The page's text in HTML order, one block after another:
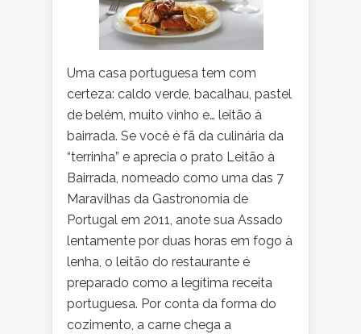
Uma casa portuguesa tem com
certeza: caldo verde, bacalhau, pastel
de belém, muito vinho e… leitão à
bairrada. Se você é fã da culinária da
“terrinha” e aprecia o prato Leitão à
Bairrada, nomeado como uma das 7
Maravilhas da Gastronomia de
Portugal em 2011, anote sua Assado
lentamente por duas horas em fogo à
lenha, o leitão do restaurante é
preparado como a legítima receita
portuguesa. Por conta da forma do
cozimento, a carne chega a